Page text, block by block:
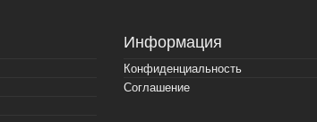
Информация
Конфиденциальность
Соглашение